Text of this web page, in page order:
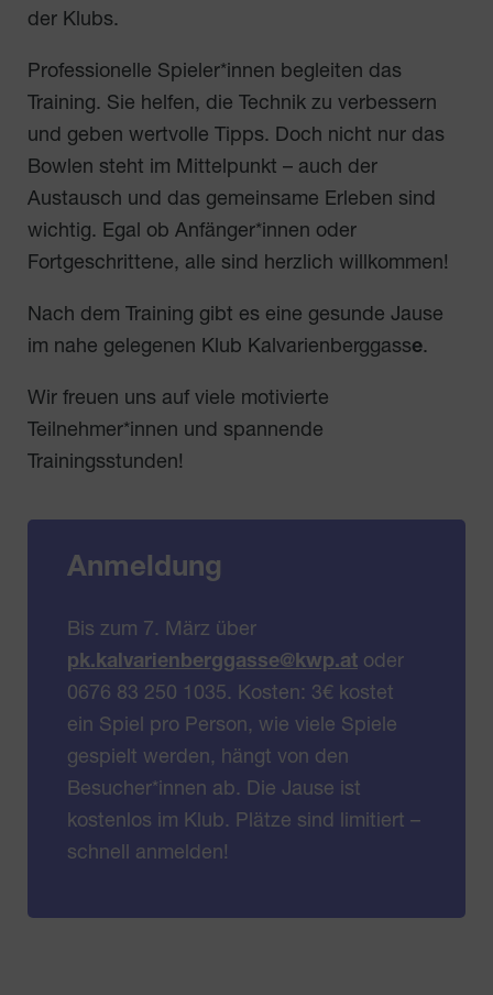
der Klubs.
Professionelle Spieler*innen begleiten das
Training. Sie helfen, die Technik zu verbessern
und geben wertvolle Tipps. Doch nicht nur das
Bowlen steht im Mittelpunkt – auch der
Austausch und das gemeinsame Erleben sind
wichtig. Egal ob Anfänger*innen oder
Fortgeschrittene, alle sind herzlich willkommen!
Nach dem Training gibt es eine gesunde Jause
im nahe gelegenen Klub Kalvarienberggasse.
Wir freuen uns auf viele motivierte
Teilnehmer*innen und spannende
Trainingsstunden!
Anmeldung
Bis zum 7. März über
pk.kalvarienberggasse@kwp.at oder
0676 83 250 1035. Kosten: 3€ kostet
ein Spiel pro Person, wie viele Spiele
gespielt werden, hängt von den
Besucher*innen ab. Die Jause ist
kostenlos im Klub. Plätze sind limitiert –
schnell anmelden!